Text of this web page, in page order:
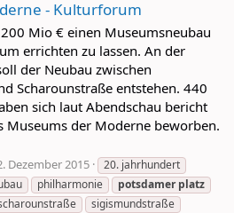
- Kulturforum
Mio € einen Museumsneubau
errichten zu lassen. An der
der Neubau zwischen
Scharounstraße entstehen. 440
sich laut Abendschau bericht
Museums der Moderne beworben.
Dezember 2015
20. jahrhundert
philharmonie potsdamer platz
sigismundstraße